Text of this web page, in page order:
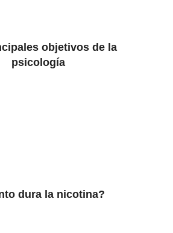
objetivos de la
psicología
dura la nicotina?